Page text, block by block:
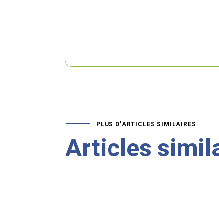
PLUS D’ARTICLES SIMILAIRES
Articles